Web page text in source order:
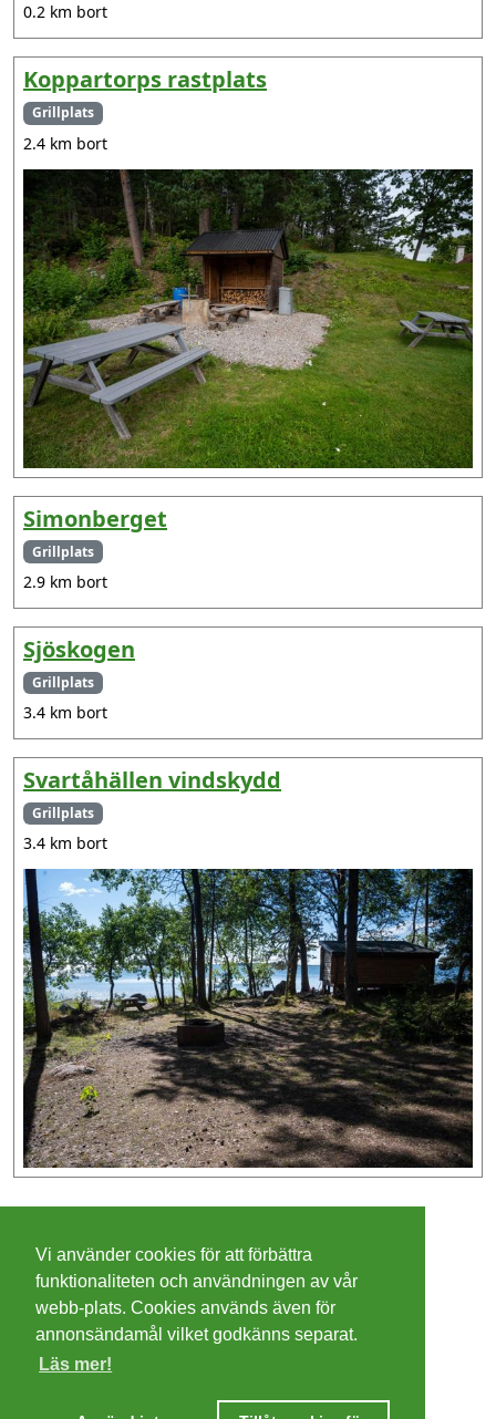
0.2 km bort
Koppartorps rastplats
Grillplats
2.4 km bort
Simonberget
Grillplats
2.9 km bort
Sjöskogen
Grillplats
3.4 km bort
Svartåhällen vindskydd
Grillplats
3.4 km bort
Cookies
Integritetspolicy
Villkor
Vi använder cookies för att förbättra
funktionaliteten och användningen av vår
webb-plats. Cookies används även för
annonsändamål vilket godkänns separat.
Läs mer!